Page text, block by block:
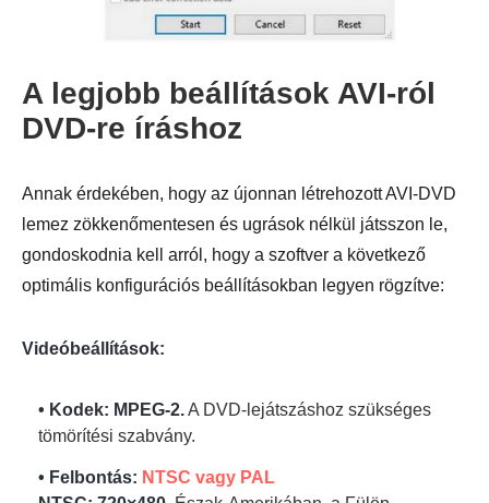
A legjobb beállítások AVI-ról
DVD-re íráshoz
Annak érdekében, hogy az újonnan létrehozott AVI-DVD
lemez zökkenőmentesen és ugrások nélkül játsszon le,
gondoskodnia kell arról, hogy a szoftver a következő
optimális konfigurációs beállításokban legyen rögzítve:
Videóbeállítások:
• Kodek: MPEG-2.A DVD-lejátszáshoz szükséges
tömörítési szabvány.
• Felbontás: NTSC vagy PAL